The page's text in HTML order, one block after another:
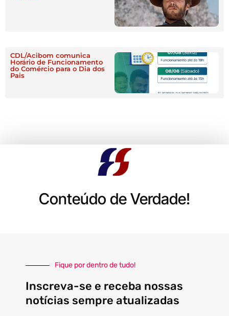
CDL/Acibom comunica
Horário de Funcionamento
do Comércio para o Dia dos
Pais
Conteúdo de Verdade!
Fique por dentro de tudo!
Inscreva-se e receba nossas
notícias sempre atualizadas